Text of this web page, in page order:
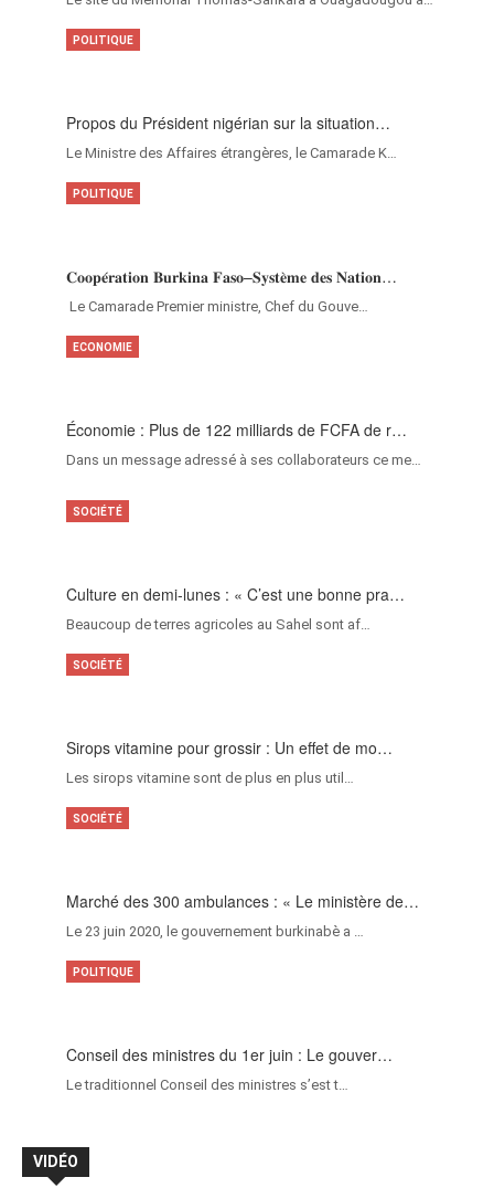
Propos du Président nigérian sur la situation…
Le Ministre des Affaires étrangères, le Camarade K…
POLITIQUE
𝐂𝐨𝐨𝐩𝐞́𝐫𝐚𝐭𝐢𝐨𝐧 𝐁𝐮𝐫𝐤𝐢𝐧𝐚 𝐅𝐚𝐬𝐨–𝐒𝐲𝐬𝐭𝐞̀𝐦𝐞 𝐝𝐞𝐬 𝐍𝐚𝐭𝐢𝐨𝐧…
‎Le Camarade Premier ministre, Chef du Gouve…
POLITIQUE
Économie : Plus de 122 milliards de FCFA de r…
Dans un message adressé à ses collaborateurs ce me…
ECONOMIE
Culture en demi-lunes : « C’est une bonne pra…
Beaucoup de terres agricoles au Sahel sont af…
SOCIÉTÉ
Sirops vitamine pour grossir : Un effet de mo…
Les sirops vitamine sont de plus en plus util…
SOCIÉTÉ
Marché des 300 ambulances : « Le ministère de…
Le 23 juin 2020, le gouvernement burkinabè a …
SOCIÉTÉ
Conseil des ministres du 1er juin : Le gouver…
Le traditionnel Conseil des ministres s’est t…
POLITIQUE
VIDÉO